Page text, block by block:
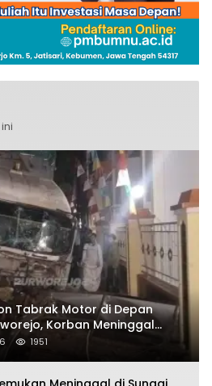
Tabrak Motor di Depan
Korban Meninggal
Masih Selidiki Penyebab
1951